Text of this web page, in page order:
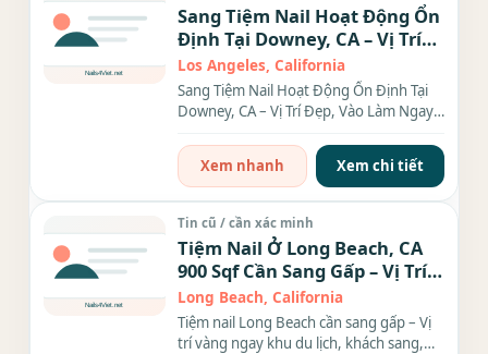
Sang Tiệm Nail Hoạt Động Ổn
Định Tại Downey, CA – Vị Trí
Đẹp, Vào Làm Ngay
Los Angeles, California
Sang Tiệm Nail Hoạt Động Ổn Định Tại
Downey, CA – Vị Trí Đẹp, Vào Làm Ngay
Xem nhanh
Xem chi tiết
Tin cũ / cần xác minh
Tiệm Nail Ở Long Beach, CA
900 Sqf Cần Sang Gấp – Vị Trí
Vàng Ngay Khu Du lịch, Khách
Sang, Giá Tốt
Long Beach, California
Tiệm nail Long Beach cần sang gấp – Vị
trí vàng ngay khu du lịch, khách sang,